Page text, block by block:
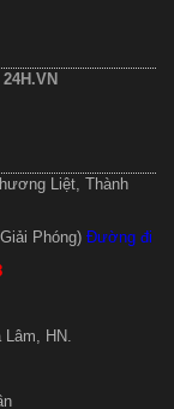
Liệt, Thành
Phóng) Đường đi
HN.